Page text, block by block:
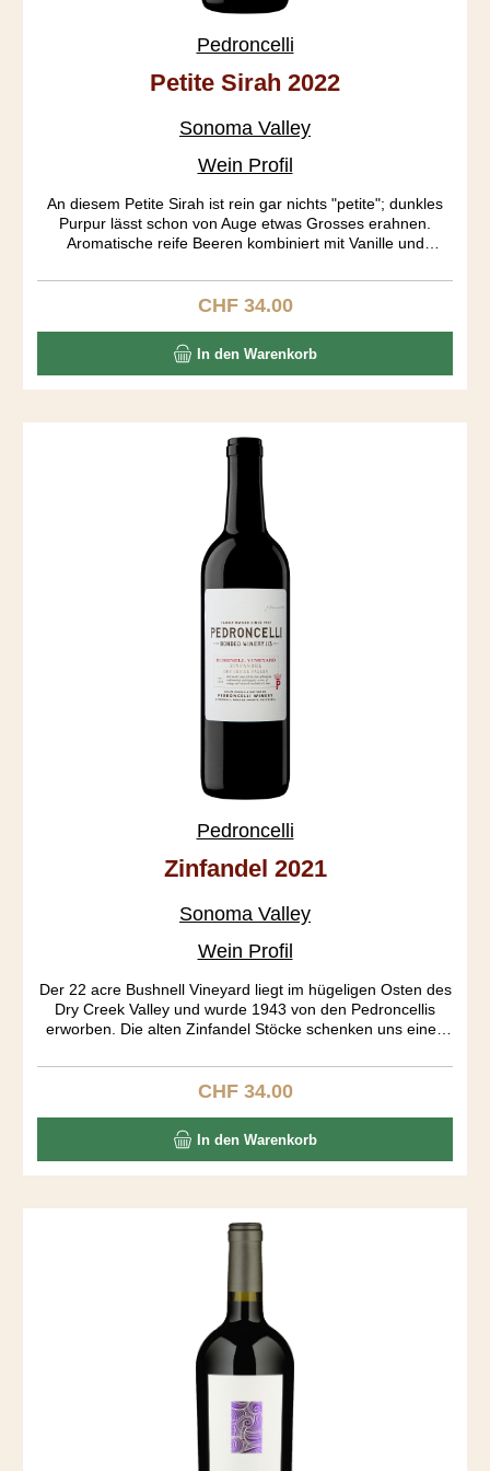
Pedroncelli
Petite Sirah 2022
Sonoma Valley
Wein Profil
An diesem Petite Sirah ist rein gar nichts "petite"; dunkles
Purpur lässt schon von Auge etwas Grosses erahnen.
Aromatische reife Beeren kombiniert mit Vanille und
entwickeln sich Heidelbeer, dunkle Schokolade und Pfeffer.
Full body mit einem gerüttelt Mass an Tanninen und ein
Regulärer Preis:
CHF 34.00
In den Warenkorb
Pedroncelli
Zinfandel 2021
Sonoma Valley
Wein Profil
Der 22 acre Bushnell Vineyard liegt im hügeligen Osten des
Dry Creek Valley und wurde 1943 von den Pedroncellis
erworben. Die alten Zinfandel Stöcke schenken uns einen
Himbeer, Muskat, Zimt, Toast und Vanille. Grosser Körper.
Auffallend wie trocken dieser Zin ist, der ja üblicherweise
müssen alle aus dem einzeln bezeichneten Rebberg
kommen. Solche Weine haben Kultstatus - so wie der
Pedoncelli Bushnell Zinfandel.
Regulärer Preis:
CHF 34.00
In den Warenkorb